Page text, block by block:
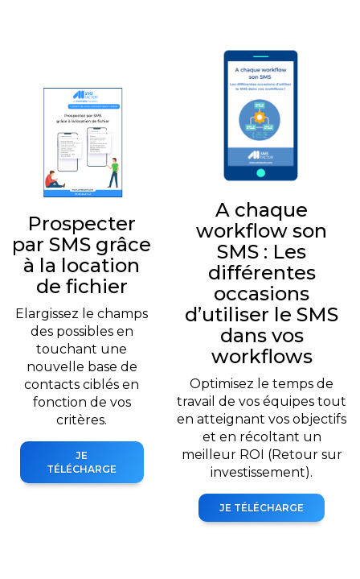
Prospecter
par SMS grâce
à la location
de fichier
Elargissez le champs
des possibles en
touchant une
nouvelle base de
contacts ciblés en
fonction de vos
critères.
JE
TÉLÉCHARGE
A chaque
workflow son
SMS : Les
différentes
occasions
d’utiliser le SMS
dans vos
workflows
Optimisez le temps de
travail de vos équipes tout
en atteignant vos objectifs
et en récoltant un
meilleur ROI (Retour sur
investissement).
JE TÉLÉCHARGE